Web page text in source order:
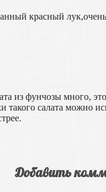
красный
из фунчозы много,
такого салата можно
Добавить